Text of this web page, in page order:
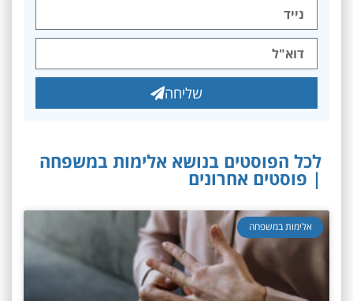
שליחה
לכל הפוסטים בנושא אלימות במשפחה
| פוסטים אחרונים
אלימות במשפחה